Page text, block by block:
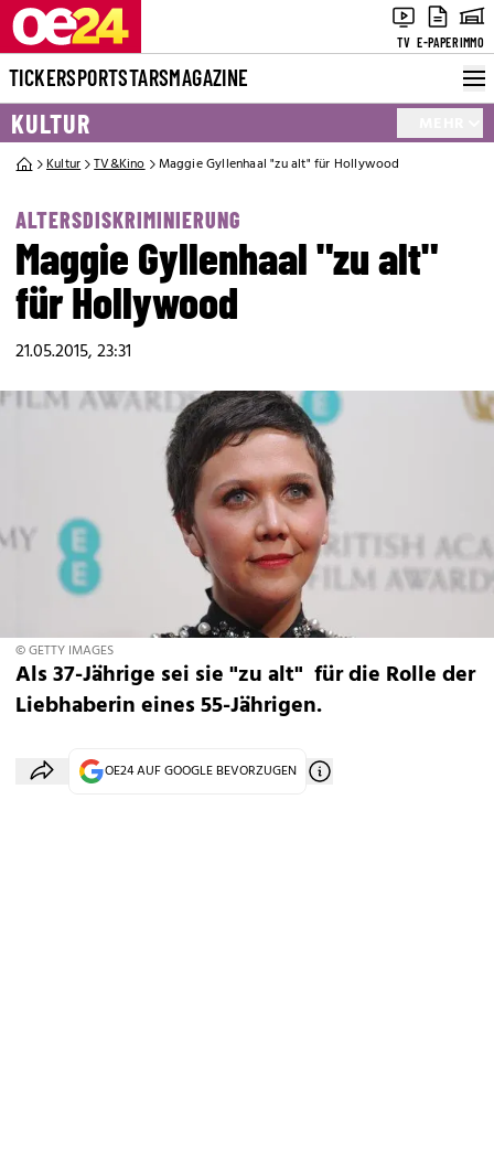
TV E-PAPERIMMO
TICKERSPORTSTARSMAGAZINE
KULTUR
Kultur TV&Kino Maggie Gyllenhaal "zu alt" für Hollywood
ALTERSDISKRIMINIERUNG
Maggie Gyllenhaal "zu alt"
für Hollywood
21.05.2015, 23:31
© GETTY IMAGES
Als 37-Jährige sei sie "zu alt" für die Rolle der
Liebhaberin eines 55-Jährigen.
OE24 AUF GOOGLE BEVORZUGEN